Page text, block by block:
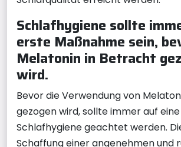
Schlafhygiene sollte
erste Maßnahme sein,
Melatonin in Betracht
wird.
Bevor die Verwendung von
gezogen wird, sollte immer auf
Schlafhygiene geachtet werden.
Schaffung einer angenehmen und